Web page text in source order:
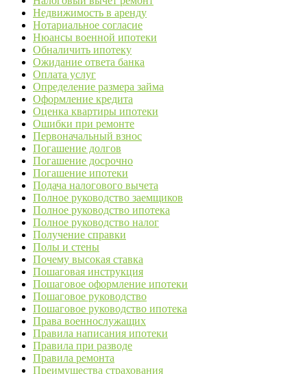
Недвижимость в аренду
Нотариальное согласие
Нюансы военной ипотеки
Обналичить ипотеку
Ожидание ответа банка
Оплата услуг
Определение размера займа
Оформление кредита
Оценка квартиры ипотеки
Ошибки при ремонте
Первоначальный взнос
Погашение долгов
Погашение досрочно
Погашение ипотеки
Подача налогового вычета
Полное руководство заемщиков
Полное руководство ипотека
Полное руководство налог
Получение справки
Полы и стены
Почему высокая ставка
Пошаговая инструкция
Пошаговое оформление ипотеки
Пошаговое руководство
Пошаговое руководство ипотека
Права военнослужащих
Правила написания ипотеки
Правила при разводе
Правила ремонта
Преимущества страхования